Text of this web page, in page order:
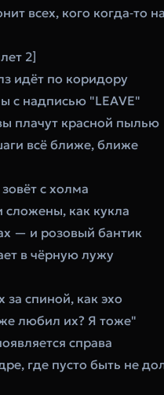
всех, кого когда‑то
2]
идёт по коридору
с надписью "LEAVE"
плачут красной пылью
всё ближе, ближе
с холма
сложены, как кукла
— и розовый бантик
в чёрную лужу
за спиной, как эхо
любил их? Я тоже"
справа
где пусто быть не